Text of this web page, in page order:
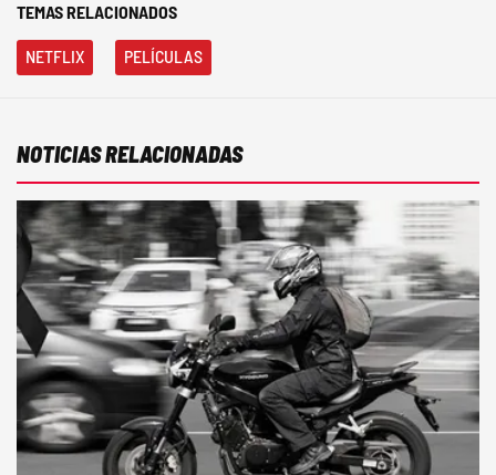
TEMAS RELACIONADOS
NETFLIX PELÍCULAS
NOTICIAS RELACIONADAS